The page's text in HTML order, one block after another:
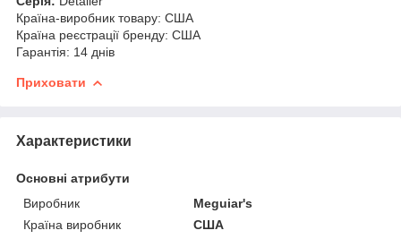
Країна-виробник товару: США
Країна реєстрації бренду: США
Гарантія: 14 днів
Приховати
Характеристики
Основні атрибути
Виробник
Meguiar's
Країна виробник
США